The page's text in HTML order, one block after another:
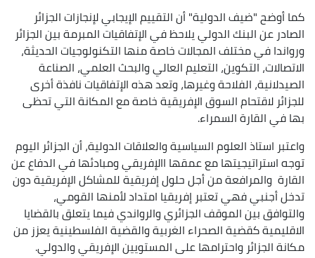
كما أوضح "ضيف الدولية" أن التقييم الإيجابي لإنجازات الجزائر
الصادر عن البنك الدولي يلاحظ في الإتفاقيات المبرمة بين الجزائر
ورواندا في مختلف المجالات خاصة منها التكنولوجيات الحديثة،
الاتصالات، التكوين، التعليم العالي والبحث العلمي، الصناعة
الصيدلانية، الفلاحة وغيرها، وتعد هذه الإتفاقيات نافذة أخرى
للجزائر لاقتحام السوق الإفريقية خاصة مع المكانة التي تحظى
بها في القارة السمراء.
واعتبر استاذ العلوم السياسية والعلاقات الدولية، أن الجزائر اليوم
توجه استراتيجيتها مع عمقها االإفريقي ومبادئها في الدفاع عن
القارة والمرافعة من أجل حلول إفريقية للمشاكل الإفريقية دون
تدخل أجنبي فهي تعتبر إفريقيا امتداد لأمنها القومي،
والتوافق بين الموقف الجزائري والرواندي فيما يتعلق بالقضايا
الاقليمية كقضية الصحراء الغربية والقضية الفلسطينية يعزز من
مكانة الجزائر واحترامها على المستويين الإفريقي والدولي.